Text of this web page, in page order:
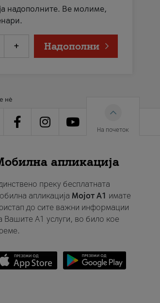
надополните. Ве молиме,
+ Надополни
нè
На почеток
апликација
преку бесплатната
апликација Мојот A1 имате
до сите важни информации
Вашите A1 услуги, во било кое